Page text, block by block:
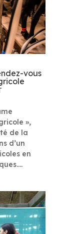
vous
»,
de la
d’un
en